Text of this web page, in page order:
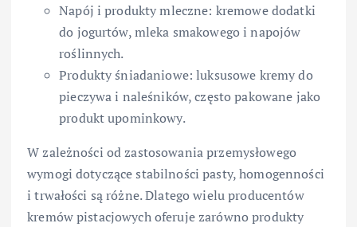
Napój i produkty mleczne: kremowe dodatki
do jogurtów, mleka smakowego i napojów
roślinnych.
Produkty śniadaniowe: luksusowe kremy do
pieczywa i naleśników, często pakowane jako
produkt upominkowy.
W zależności od zastosowania przemysłowego
wymogi dotyczące stabilności pasty, homogenności
i trwałości są różne. Dlatego wielu producentów
kremów pistacjowych oferuje zarówno produkty